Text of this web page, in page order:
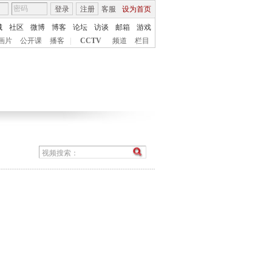
客服 设为首页
登录 注册
社区 微博 博客 论坛 访谈 邮箱
游戏
片
公开课 播客 CCTV 频道 栏目